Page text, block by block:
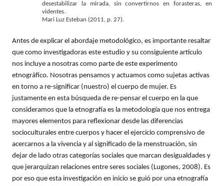
desestabilizar la mirada, sin convertirnos en forasteras, en
videntes.
Mari Luz Esteban (2011, p. 27).
Antes de explicar el abordaje metodológico, es importante resaltar
que como investigadoras este estudio y su consiguiente artículo
nos incluye a nosotras como parte de este experimento
etnográfico. Nosotras pensamos y actuamos como sujetas activas
en torno a re-significar (nuestro) el cuerpo de mujer. Es
justamente en esta búsqueda de re-pensar el cuerpo en la que
consideramos que la etnografía es la metodología que nos entrega
mayores elementos para reflexionar desde las diferencias
socioculturales entre cuerpos y hacer el ejercicio comprensivo de
acercarnos a la vivencia y al significado de la menstruación, sin
dejar de lado otras categorías sociales que marcan desigualdades y
que jerarquizan relaciones entre seres sociales (Lugones, 2008). Es
por eso que esta investigación en inicio se guió por una etnografía